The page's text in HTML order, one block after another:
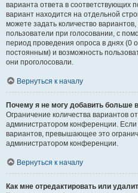
варианта ответа в соответствующих
вариант находится на отдельной
можете задать количество
пользователи при голосовании, с
период проведения опроса в днях (0
постоянным) и возможность
они проголосовали.
Вернуться к началу
Почему я не могу добавить больше
Ограничение количества вариантов
администратором конференции. Если
вариантов, превышающее это
администратором конференции.
Вернуться к началу
Как мне отредактировать или